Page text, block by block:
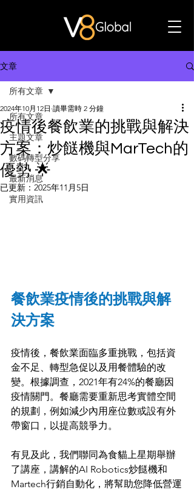
文章
所有文章
主題文章
數碼轉型分享
最新消息
實用資訊
所有文章
疫情後餐飲業的挑戰與解決
方案：炒餸機與MarTech的
優勢 🌟
2024年10月12日 讀畢需時 2 分鐘
已更新： 2025年11月5日
餐飲業疫情後的挑戰與解
決方案
疫情後，餐飲業面臨多重挑戰，包括資
金不足、轉型急促以及用餐體驗的改
變。根據調查，2021年有24%的餐廳因
疫情關門。餐廳需要重新思考實體空間
的規劃，例如減少內用座位數或設有外
帶窗口，以提高競爭力。
有見及此，我們聯同為食貓上星期舉辦
了講座，講解的AI Robotics炒餸機和
Martech行銷自動化，將幫助您降低營運